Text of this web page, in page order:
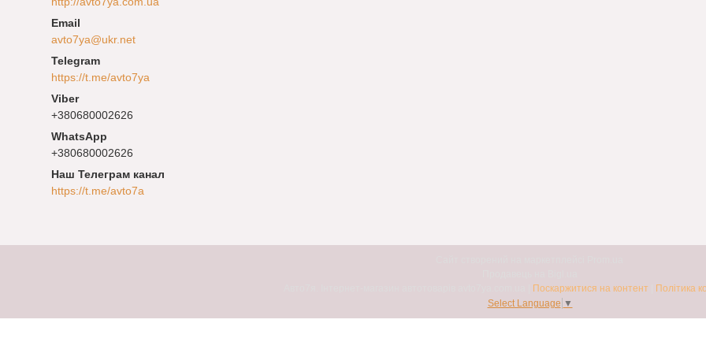
avto7ya@ukr.net
https://t.me/avto7ya
+380680002626
+380680002626
Наш Телеграм канал
https://t.me/avto7a
Поскаржитися на контент
Політика
Select Language ▼